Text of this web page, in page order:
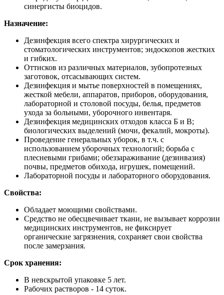
синергисты биоцидов.
Назначение:
Дезинфекция всего спектра хирургических и
стоматологических инструментов; эндоскопов жестких
и гибких.
Оттисков из различных материалов, зубопротезных
заготовок, отсасывающих систем.
Дезинфекция и мытье поверхностей в помещениях,
жесткой мебели, аппаратов, приборов, оборудования,
лабораторной и столовой посуды, белья, предметов
ухода за больными, уборочного инвентаря.
Дезинфекция медицинских отходов класса Б и В;
биологических выделений (мочи, фекалий, мокроты).
Проведение генеральных уборок, в т.ч. с
использованием уборочных технологий; борьба с
плесневыми грибами; обеззараживание (дезинвазия)
почвы, предметов обихода, игрушек, помещений.
Лабораторной посуды и лабораторного оборудования.
Свойства:
Обладает моющими свойствами.
Средство не обесцвечивает ткани, не вызывает коррозии
медицинских инструментов, не фиксирует
органические загрязнения, сохраняет свои свойства
после замерзания.
Срок хранения:
В невскрытой упаковке 5 лет.
Рабочих растворов - 14 суток.